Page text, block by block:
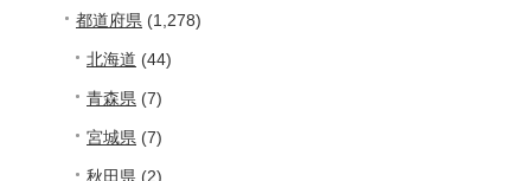
都道府県 (1,278)
北海道 (44)
青森県 (7)
宮城県 (7)
秋田県 (2)